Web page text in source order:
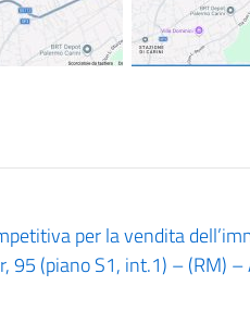
per la vendita
95 (piano S1, int.1) – (RM) –